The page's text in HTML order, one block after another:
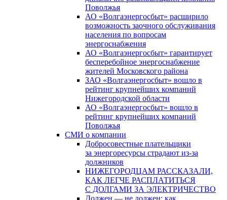
Поволжья
АО «Волгаэнергосбыт» расширило
возможность заочного обслуживания
населения по вопросам
энергоснабжения
АО «Волгаэнергосбыт» гарантирует
бесперебойное энергоснабжение
жителей Московского района
ЗАО «Волгаэнергосбыт» вошло в
рейтинг крупнейших компаний
Нижегородской области
АО «Волгаэнергосбыт» вошло в
рейтинг крупнейших компаний
Поволжья
СМИ о компании
Добросовестные плательщики
за энергоресурсы страдают из-за
должников
НИЖЕГОРОДЦАМ РАССКАЗАЛИ,
КАК ЛЕГЧЕ РАСПЛАТИТЬСЯ
С ДОЛГАМИ ЗА ЭЛЕКТРИЧЕСТВО